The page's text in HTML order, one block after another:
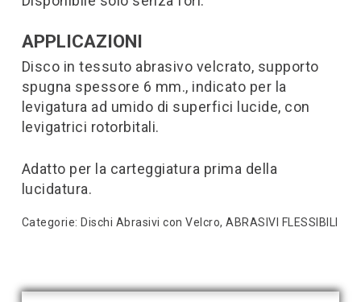
APPLICAZIONI
Disco in tessuto abrasivo velcrato, supporto
spugna spessore 6 mm., indicato per la
levigatura ad umido di superfici lucide, con
levigatrici rotorbitali.
Adatto per la carteggiatura prima della
lucidatura.
Categorie: Dischi Abrasivi con Velcro,ABRASIVI FLESSIBILI